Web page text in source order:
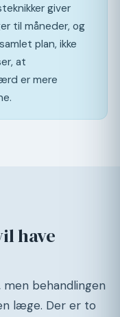
giver
til måneder, og
plan, ikke
at
er mere
have
behandlingen
læge. Der er to